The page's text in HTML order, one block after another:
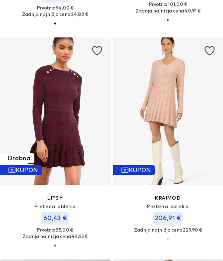
Prvotno: 94,00 €
Zadnja najnižja cena34,83 €
Prvotno: 101,00 €
Zadnja najnižja cena40,91 €
Drobna
KUPON
LIPSY
Pletena obleka
60,43 €
Prvotno: 85,00 €
Zadnja najnižja cena43,65 €
KUPON
KRAIMOD
Pletena obleka
206,91 €
Zadnja najnižja cena229,90 €